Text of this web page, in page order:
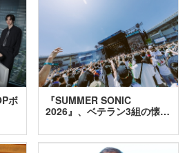
ボ
『SUMMER SONIC
2026』、ベテラン3組の懐…